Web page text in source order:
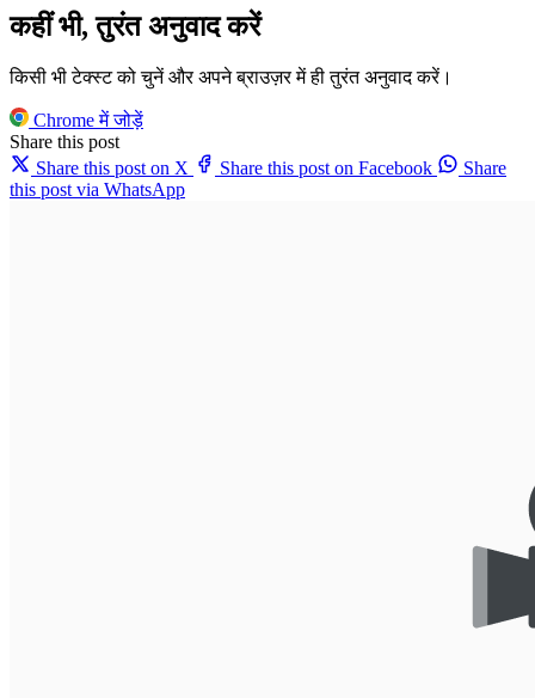
कहीं भी, तुरंत अनुवाद करें
किसी भी टेक्स्ट को चुनें और अपने ब्राउज़र में ही तुरंत अनुवाद करें।
Chrome में जोड़ें
Share this post
Share this post on X
Share this post on Facebook
Share
this post via WhatsApp